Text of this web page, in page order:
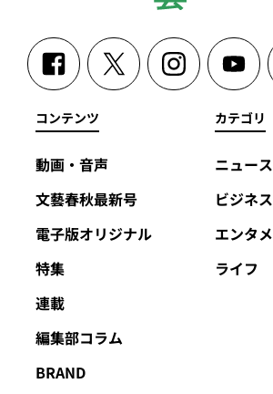
コンテンツ
動画・音声
文藝春秋最新号
電子版オリジナル
特集
連載
編集部コラム
BRAND
カテゴリ
ニュース
ビジネス
エンタメ
ライフ